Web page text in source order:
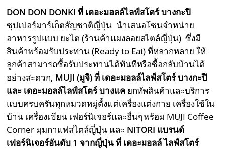
DON DON DONKI ที่ เดอะมอลล์ไลฟ์สโตร์ บางกะปิ
ซุปเปอร์มาร์เก็ตสัญชาติญี่ปุ่น นำเสนอโซนจำหน่าย
อาหารรูปแบบ ยะไต (ร้านค้าแผงลอยสไตล์ญี่ปุ่น) ซึ่งมี
สินค้าพร้อมรับประทาน (Ready to Eat) ที่หลากหลาย ให้
ลูกค้าสามารถซื้อรับประทานได้ทันทีหรือซื้อกลับบ้านได้
อย่างสะดวก, MUJI (มูจิ)ที่ เดอะมอลล์ไลฟ์สโตร์ บางกะปิ
และ เดอะมอลล์ไลฟ์สโตร์ บางแค ยกทัพสินค้าและบริการ
แบบครบครันทุกหมวดหมู่ตั้งแต่เครื่องแต่งกาย เครื่องใช้ใน
บ้าน เครื่องเขียน เฟอร์นิเจอร์และอื่นๆ พร้อม MUJI Coffee
Corner มุมกาแฟสไตล์ญี่ปุ่น และ NITORI แบรนด์
เฟอร์นิเจอร์อันดับ 1 จากญี่ปุ่น ที่ เดอะมอลล์ ไลฟ์สโตร์